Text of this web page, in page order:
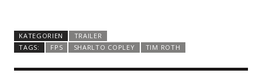
KATEGORIEN
TRAILER
TAGS:
FPS SHARLTO COPLEY TIM ROTH